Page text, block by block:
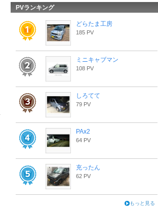
PVランキング
どらたま工房
185 PV
ミニキャブマン
108 PV
しろてて
79 PV
PAx2
64 PV
充ったん
62 PV
もっと見る